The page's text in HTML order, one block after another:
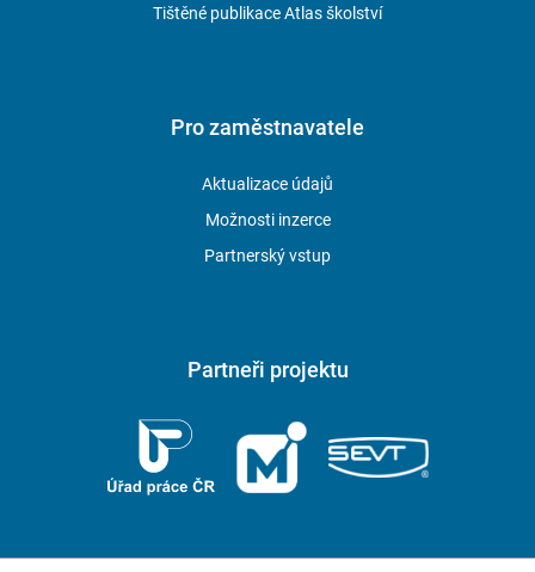
Tištěné publikace Atlas školství
Pro zaměstnavatele
Aktualizace údajů
Možnosti inzerce
Partnerský vstup
Partneři projektu